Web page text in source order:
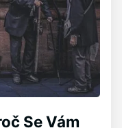
Se Vám